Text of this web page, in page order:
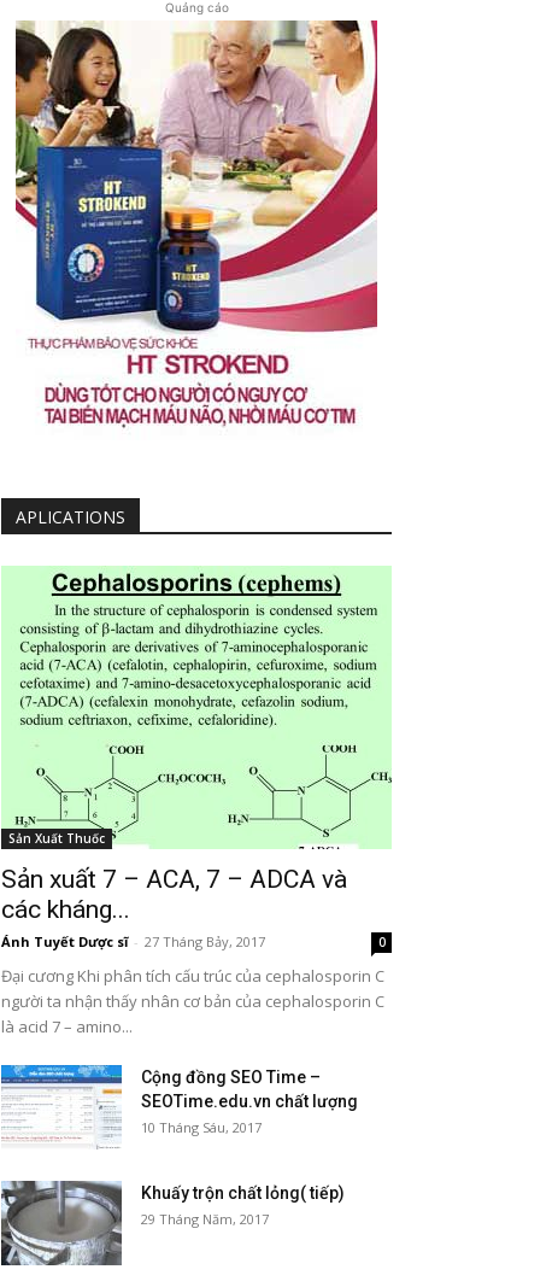
Quảng cáo
APLICATIONS
Sản Xuất Thuốc
Sản xuất 7 – ACA, 7 – ADCA và
các kháng...
Ánh Tuyết Dược sĩ - 27 Tháng Bảy, 2017 0
Đại cương Khi phân tích cấu trúc của cephalosporin C
người ta nhận thấy nhân cơ bản của cephalosporin C
là acid 7 – amino...
Cộng đồng SEO Time –
SEOTime.edu.vn chất lượng
10 Tháng Sáu, 2017
Khuấy trộn chất lỏng( tiếp)
29 Tháng Năm, 2017